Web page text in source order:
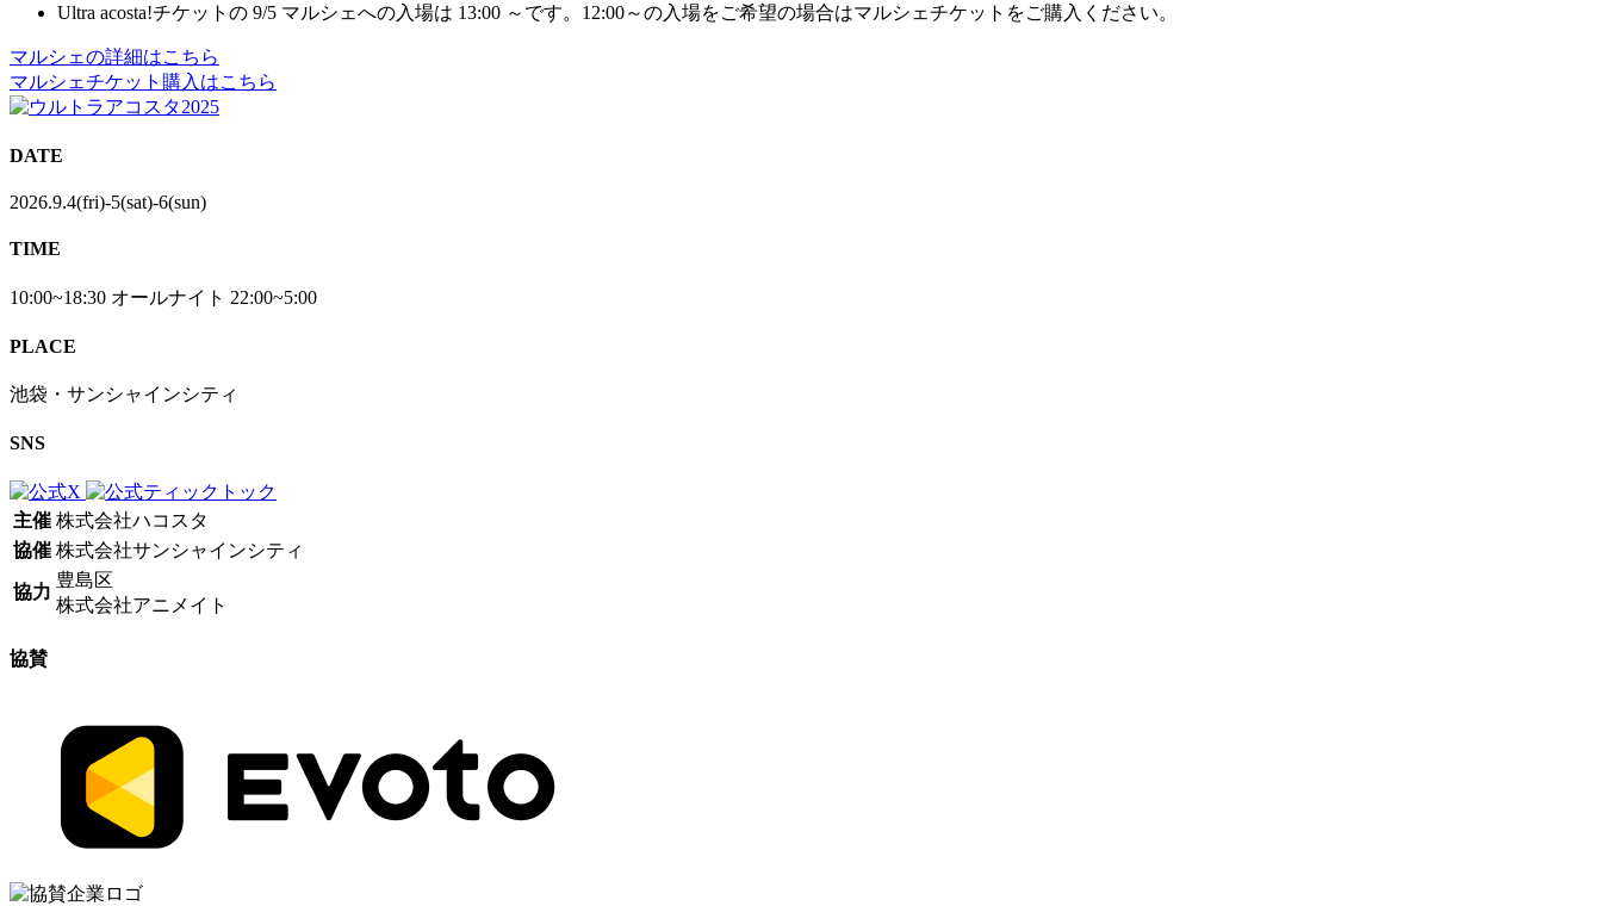
Ultra acosta!チケットの 9/5 マルシェへの入場は 13:00 ～です。12:00～の入場をご希望の場合はマルシェチケットをご購入ください。
マルシェの詳細はこちら
マルシェチケット購入はこちら
DATE
2026.9.4(fri)-5(sat)-6(sun)
TIME
10:00~18:30 オールナイト 22:00~5:00
PLACE
池袋・サンシャインシティ
SNS
主催 株式会社ハコスタ
協催 株式会社サンシャインシティ
協力
豊島区
株式会社アニメイト
協賛